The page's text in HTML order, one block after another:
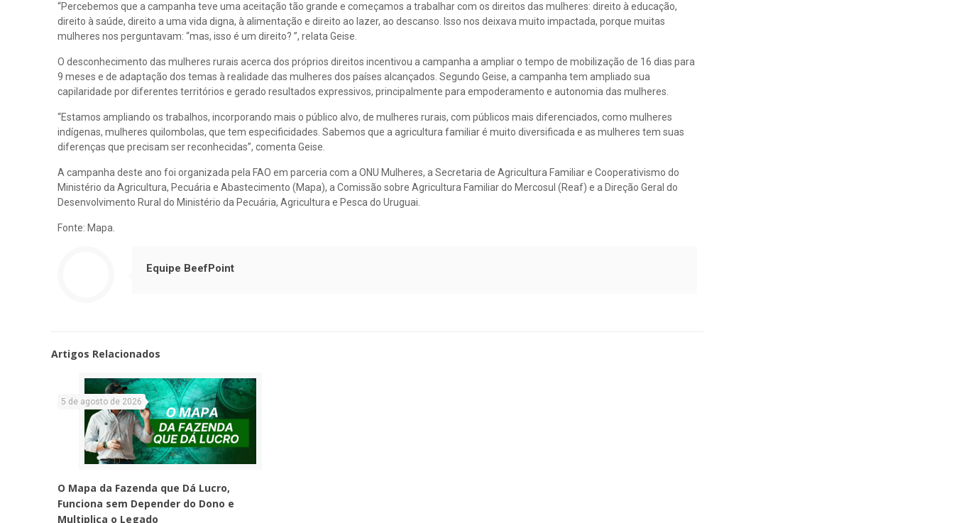
“Percebemos que a campanha teve uma aceitação tão grande e começamos a trabalhar com os direitos das mulheres: direito à educação,
direito à saúde, direito a uma vida digna, à alimentação e direito ao lazer, ao descanso. Isso nos deixava muito impactada, porque muitas
mulheres nos perguntavam: “mas, isso é um direito? ”, relata Geise.
O desconhecimento das mulheres rurais acerca dos próprios direitos incentivou a campanha a ampliar o tempo de mobilização de 16 dias para
9 meses e de adaptação dos temas à realidade das mulheres dos países alcançados. Segundo Geise, a campanha tem ampliado sua
capilaridade por diferentes territórios e gerado resultados expressivos, principalmente para empoderamento e autonomia das mulheres.
“Estamos ampliando os trabalhos, incorporando mais o público alvo, de mulheres rurais, com públicos mais diferenciados, como mulheres
indígenas, mulheres quilombolas, que tem especificidades. Sabemos que a agricultura familiar é muito diversificada e as mulheres tem suas
diferenças que precisam ser reconhecidas”, comenta Geise.
A campanha deste ano foi organizada pela FAO em parceria com a ONU Mulheres, a Secretaria de Agricultura Familiar e Cooperativismo do
Ministério da Agricultura, Pecuária e Abastecimento (Mapa), a Comissão sobre Agricultura Familiar do Mercosul (Reaf) e a Direção Geral do
Desenvolvimento Rural do Ministério da Pecuária, Agricultura e Pesca do Uruguai.
Fonte: Mapa.
Equipe BeefPoint
Artigos Relacionados
5 de agosto de 2026
O Mapa da Fazenda que Dá Lucro,
Funciona sem Depender do Dono e
Multiplica o Legado